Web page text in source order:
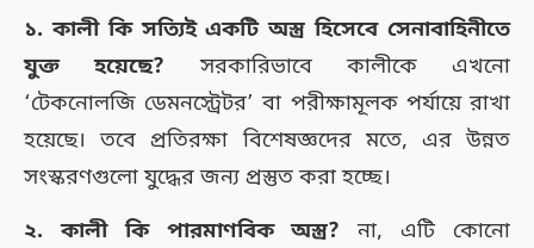
১. কালী কি সত্যিই একটি অস্ত্র হিসেবে সেনাবাহিনীতে
যুক্ত হয়েছে? সরকারিভাবে কালীকে এখনো
‘টেকনোলজি ডেমনস্ট্রেটর’ বা পরীক্ষামূলক পর্যায়ে রাখা
হয়েছে। তবে প্রতিরক্ষা বিশেষজ্ঞদের মতে, এর উন্নত
সংস্করণগুলো যুদ্ধের জন্য প্রস্তুত করা হচ্ছে।
২. কালী কি পারমাণবিক অস্ত্র? না, এটি কোনো